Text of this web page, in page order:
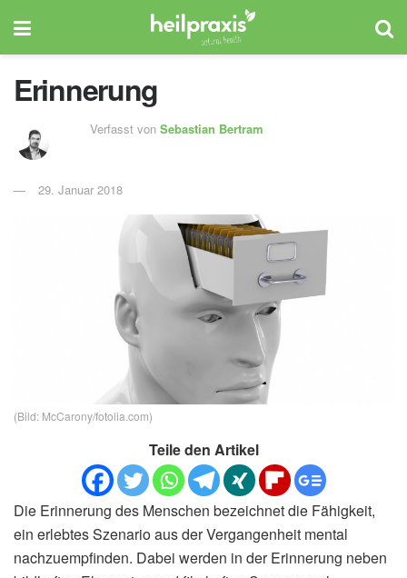
Erinnerung
Verfasst von Sebastian Bertram
29. Januar 2018
(Bild: McCarony/fotolia.com)
Teile den Artikel
Die Erinnerung des Menschen bezeichnet die Fähigkeit,
ein erlebtes Szenario aus der Vergangenheit mental
nachzuempfinden. Dabei werden in der Erinnerung neben